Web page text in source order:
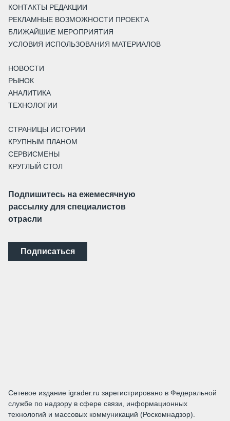
КОНТАКТЫ РЕДАКЦИИ
РЕКЛАМНЫЕ ВОЗМОЖНОСТИ ПРОЕКТА
БЛИЖАЙШИЕ МЕРОПРИЯТИЯ
УСЛОВИЯ ИСПОЛЬЗОВАНИЯ МАТЕРИАЛОВ
НОВОСТИ
РЫНОК
АНАЛИТИКА
ТЕХНОЛОГИИ
СТРАНИЦЫ ИСТОРИИ
КРУПНЫМ ПЛАНОМ
СЕРВИСМЕНЫ
КРУГЛЫЙ СТОЛ
Подпишитесь на ежемесячную
рассылку для специалистов
отрасли
Подписаться
Сетевое издание igrader.ru зарегистрировано в Федеральной
службе по надзору в сфере связи, информационных
технологий и массовых коммуникаций (Роскомнадзор).